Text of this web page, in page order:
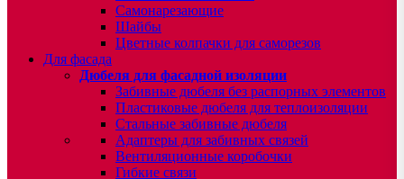
Самонарезающие
Шайбы
Цветные колпачки для саморезов
Для фасада
Дюбеля для фасадной изоляции
Забивные дюбеля без распорных элементов
Пластиковые дюбеля для теплоизоляции
Стальные забивные дюбеля
Адаптеры для забивных связей
Вентиляционные коробочки
Гибкие связи